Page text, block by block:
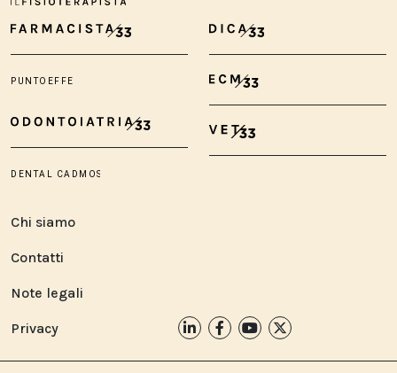
Chi siamo
Contatti
Note legali
Privacy